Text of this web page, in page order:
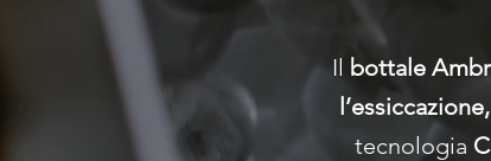
Il bottale
tecnologia